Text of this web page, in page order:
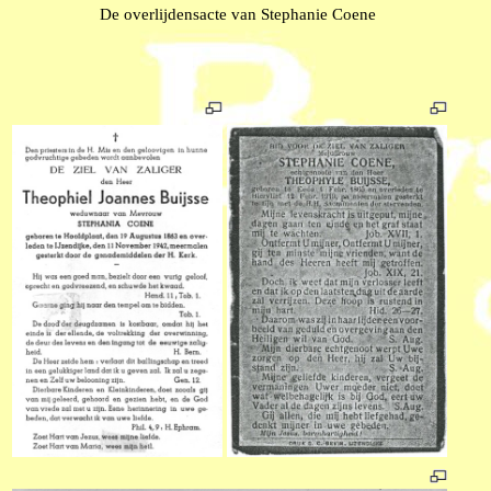
De overlijdensacte van Stephanie Coene